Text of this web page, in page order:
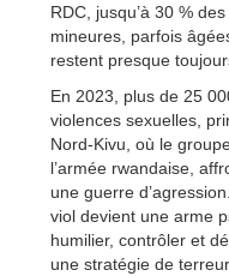
RDC, jusqu’à 30 %
mineures, parfois
restent presque
En 2023, plus de 25
violences sexuelles,
Nord-Kivu, où le
l’armée rwandaise,
une guerre
viol devient une arme
humilier, contrôler et
une stratégie de